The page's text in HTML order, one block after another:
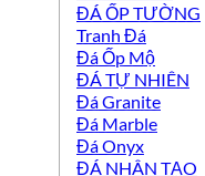
ĐÁ ỐP TƯỜNG
Tranh Đá
Đá Ốp Mộ
ĐÁ TỰ NHIÊN
Đá Granite
Đá Marble
Đá Onyx
ĐÁ NHÂN TẠO